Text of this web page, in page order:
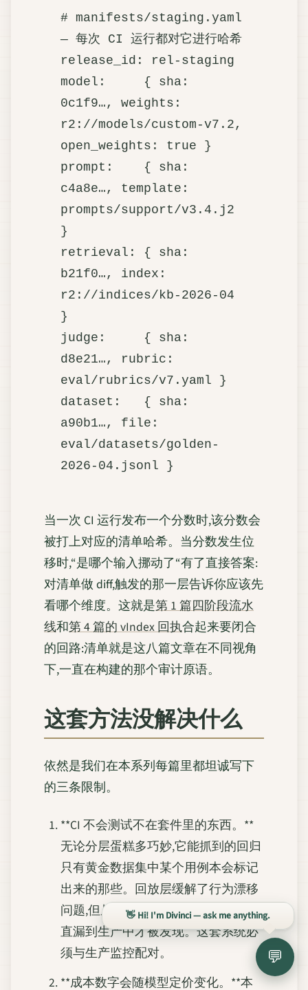
# manifests/staging.yaml
— 每次 CI 运行都对它进行哈希
release_id: rel-staging
model:     { sha:
0c1f9…, weights:
r2://models/custom-v7.2,
open_weights: true }
prompt:    { sha:
c4a8e…, template:
prompts/support/v3.4.j2
}
retrieval: { sha:
b21f0…, index:
r2://indices/kb-2026-04
}
judge:     { sha:
d8e21…, rubric:
eval/rubrics/v7.yaml }
dataset:   { sha:
a90b1…, file:
eval/datasets/golden-
当一次 CI 运行发布一个分数时,该分数会
被打上对应的清单哈希。当分数发生位
移时,“是哪个输入挪动了“有了直接答案:
对清单做 diff,触发的那一层告诉你应该先
看哪个维度。这就是第 1 篇四阶段流水
线和第 4 篇的 vIndex 回执合起来要闭合
的回路:清单就是这八篇文章在不同视角
下,一直在构建的那个审计原语。
这套方法没解决什么
依然是我们在本系列每篇里都坦诚写下
的三条限制。
**CI 不会测试不在套件里的东西。**
无论分层蛋糕多巧妙,它能抓到的回归
只有黄金数据集中某个用例本会标记
出来的那些。回放层缓解了行为漂移
问题,但从未见过的新颖查询,仍然会一
直漏到生产中才被发现。这套系统必
须与生产监控配对。
**成本数字会随模型定价变化。**本
💬
👋 Hi! I'm Divinci — ask me anything.